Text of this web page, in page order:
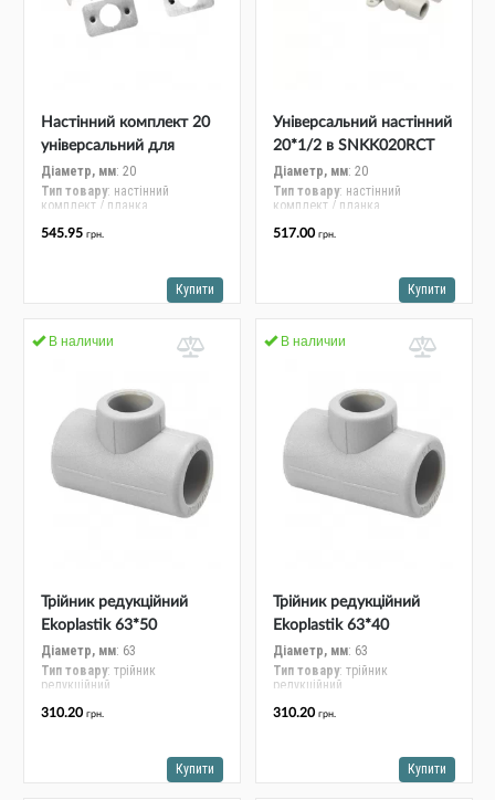
Настінний комплект 20
універсальний для
гіпсокартону Ekoplastik
SNKK020SXX
Діаметр, мм: 20
Тип товару: настінний
комплект / планка
545.95 грн.
Купити
Універсальний настінний
20*1/2 в SNKK020RCT
Діаметр, мм: 20
Тип товару: настінний
комплект / планка
517.00 грн.
Купити
В наличии
Трійник редукційний
Ekoplastik 63*50
STKR06350RCT
Діаметр, мм: 63
Тип товару: трійник
редукційний
310.20 грн.
Купити
В наличии
Трійник редукційний
Ekoplastik 63*40
STKR06340RCT
Діаметр, мм: 63
Тип товару: трійник
редукційний
310.20 грн.
Купити
Трубопровідна арматура
Насосне обладнання
Тепла підлога
Баки
Стабілізатори, акумулятори, генератори
Засоби для монтажа та догляду
Альтернативні джерела енергії